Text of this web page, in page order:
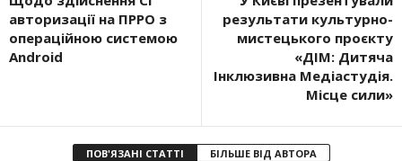
авторизації на ПРРО з
операційною системою
Android
результати культурно-
мистецького проєкту
«ДІМ: Дитяча
Інклюзивна Медіастудія.
Місце сили»
ПОВ'ЯЗАНІ СТАТТІ БІЛЬШЕ ВІД АВТОРА